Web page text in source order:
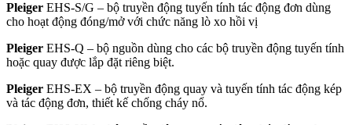
Pleiger EHS-S/G – bộ truyền động tuyến tính tác động đơn dùng
cho hoạt động đóng/mở với chức năng lò xo hồi vị
Pleiger EHS-Q – bộ nguồn dùng cho các bộ truyền động tuyến tính
hoặc quay được lắp đặt riêng biệt.
Pleiger EHS-EX – bộ truyền động quay và tuyến tính tác động kép
và tác động đơn, thiết kế chống cháy nổ.